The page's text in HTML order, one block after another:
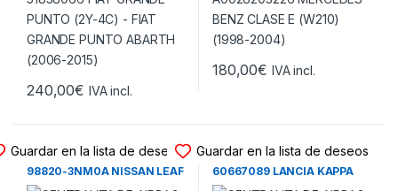
240,00€ IVA incl.
180,00€ IVA incl.
Guardar en la lista de deseos
CENTRALITA DE AIRBAG
98820-3NM0A NISSAN LEAF
II (2013-2020)
Guardar en la lista de deseos
CENTRALITA DE AIRBAG
60667089 LANCIA KAPPA
(SV-SP-SR) (1994-2001)